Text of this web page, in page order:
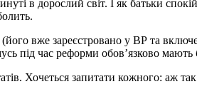
в дорослий світ. І як батьки
вже зареєстровано у ВР та
під час реформи обов’язково
Хочеться запитати кожного: аж